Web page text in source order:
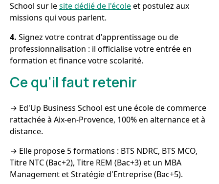
School sur lesite dédié de l'écoleet postulez aux
missions qui vous parlent.
4. Signez votre contrat d'apprentissage ou de
professionnalisation : il officialise votre entrée en
formation et finance votre scolarité.
Ce qu'il faut retenir
→ Ed'Up Business School est une école de commerce
rattachée à Aix-en-Provence, 100% en alternance et à
distance.
→ Elle propose 5 formations : BTS NDRC, BTS MCO,
Titre NTC (Bac+2), Titre REM (Bac+3) et un MBA
Management et Stratégie d'Entreprise (Bac+5).